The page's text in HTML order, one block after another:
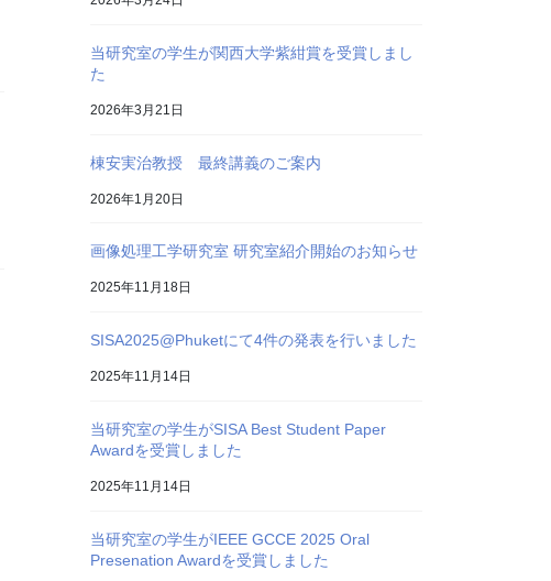
当研究室の学生が関西大学紫紺賞を受賞しまし
た
2026年3月21日
棟安実治教授 最終講義のご案内
2026年1月20日
画像処理工学研究室 研究室紹介開始のお知らせ
2025年11月18日
SISA2025@Phuketにて4件の発表を行いました
2025年11月14日
当研究室の学生がSISA Best Student Paper
Awardを受賞しました
2025年11月14日
当研究室の学生がIEEE GCCE 2025 Oral
Presenation Awardを受賞しました